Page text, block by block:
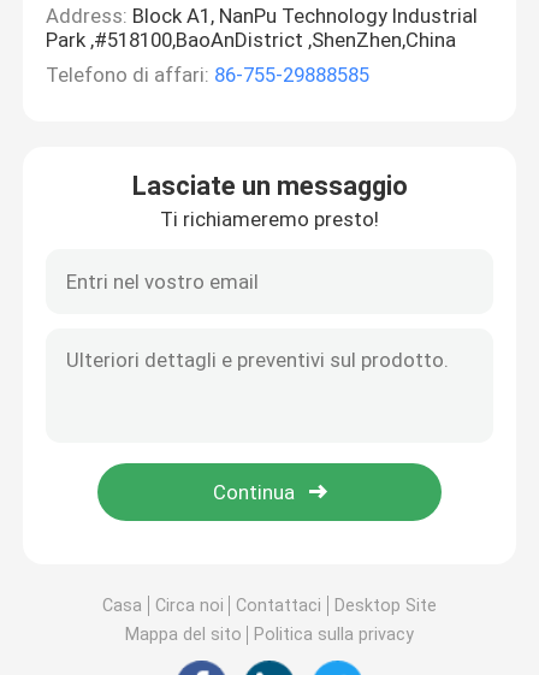
Address: Block A1, NanPu Technology Industrial
Park ,#518100,BaoAnDistrict ,ShenZhen,China
Telefono di affari: 86-755-29888585
Lasciate un messaggio
Ti richiameremo presto!
Casa Circa noi Contattaci
Desktop Site
Mappa del sito
Politica sulla privacy